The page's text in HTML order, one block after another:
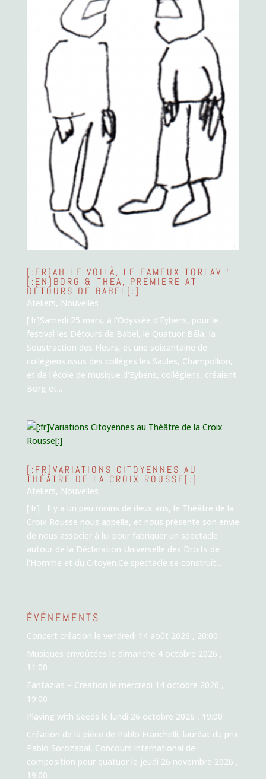
[:FR]AH LE VOILÀ, LE FAMEUX TORLAV !
[:EN]BORG & THEA, PREMIERE AT
DÉTOURS DE BABEL[:]
Ateliers, Nouvelles
[:fr]Samedi 25 mars, à l'Odyssée d'Eybens, pour le
festival les Détours de Babel, le Quatuor Béla, la
Soustraction des Fleurs, et une soixantaine de
collégiens issus des collèges les Saules, Champollion,
et de l'école de musique d'Eybens, collégiens, créaient
Borg et...
[:FR]VARIATIONS CITOYENNES AU
THÉÂTRE DE LA CROIX ROUSSE[:]
Ateliers, Nouvelles
[:fr] Il y a un peu moins de deux ans, le Théâtre de la
Croix Rousse nous appelle, et nous présente son envie
de nous associer à lui pour fabriquer un spectacle
autour de la Déclaration Universelle des Droits de
l'Homme et du Citoyen.Ce spectacle se construit...
ÉVÉNEMENTS
Concert création le vendredi 14 août 2026 , 20:00
Musiques envoûtées le dimanche 4 octobre 2026 ,
11:00
Fantazias – Création le mercredi 14 octobre 2026 ,
19:00
Playing with Seeds le lundi 26 octobre 2026 , 19:00
Création de la pièce de Pablo Franchelli, lauréat du prix
Pablo Sorozabal, Concours international de
composition pour quatuorle jeudi 26 novembre 2026 ,
19:00